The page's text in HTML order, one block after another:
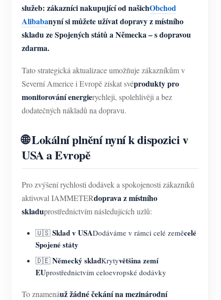
služeb: zákazníci nakupující od našichObchod
Alibabanyní si můžete užívat dopravy z místního
skladu ze Spojených států a Německa – s dopravou
zdarma.
Tato strategická aktualizace umožňuje zákazníkům v
Severní Americe i Evropě získat svéprodukty pro
monitorování energierychleji, spolehlivěji a bez
dodatečných nákladů na dopravu.
🌐 Lokální plnění nyní k dispozici v
USA a Evropě
Pro zvýšení rychlosti dodávek a spokojenosti zákazníků
aktivoval IAMMETERdoprava z místního
skladuprostřednictvím následujících uzlů:
🇺🇸 Sklad v USADodáváme v rámci celé zeměcelé
Spojené státy
🇩🇪 Německý skladKrytyvětšina zemí
EUprostřednictvím celoevropské dodávky
To znamenáuž žádné čekání na mezinárodní